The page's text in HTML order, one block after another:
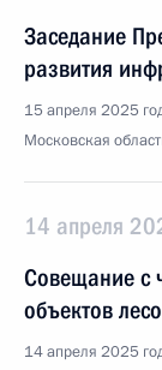
Заседание
развития
15 апреля 2025
Московская
14 апреля
Совещание с
объектов
14 апреля 2025